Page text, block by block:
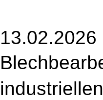
13.02.2026